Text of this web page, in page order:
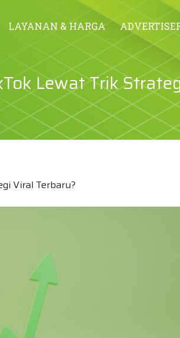
LAYANAN & HARGA
Lewat Trik
Viral Terbaru?